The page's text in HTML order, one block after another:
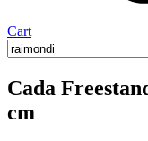
Cart
Cada
cm